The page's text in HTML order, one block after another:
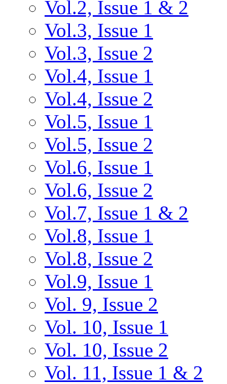
Vol.2, Issue 1 & 2
Vol.3, Issue 1
Vol.3, Issue 2
Vol.4, Issue 1
Vol.4, Issue 2
Vol.5, Issue 1
Vol.5, Issue 2
Vol.6, Issue 1
Vol.6, Issue 2
Vol.7, Issue 1 & 2
Vol.8, Issue 1
Vol.8, Issue 2
Vol.9, Issue 1
Vol. 9, Issue 2
Vol. 10, Issue 1
Vol. 10, Issue 2
Vol. 11, Issue 1 & 2